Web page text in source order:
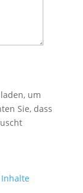
um
Sie, dass